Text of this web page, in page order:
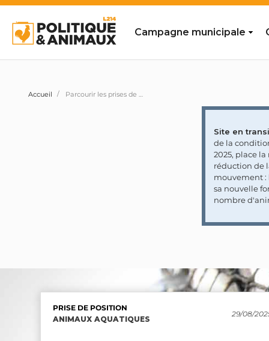
Campagne municipale
Accueil Parcourir les prises de position des personnalités et partis politiques
Site en
de la
2025, place
réduction de
mouvement :
sa nouvelle
nombre
PRISE DE POSITION
ANIMAUX AQUATIQUES
29/08/
PRISE DE POSITION
ANIMAUX AQUATIQUES
22/10/
PRISE DE POSITION
ANIMAUX AQUATIQUES
10/12/